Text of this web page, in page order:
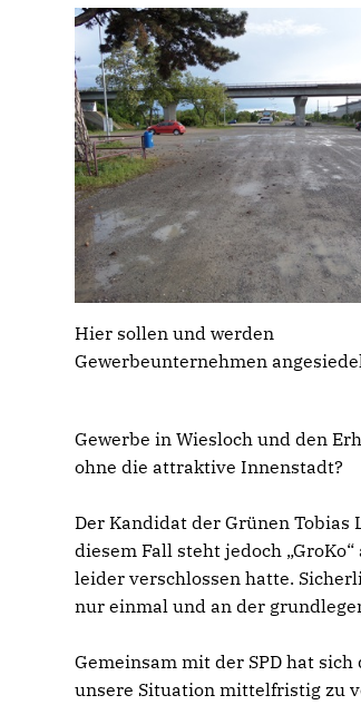
Hier sollen und werden
Gewerbeunternehmen
Gewerbe in Wiesloch und den
ohne die attraktive Innenstadt?
Der Kandidat der Grünen
diesem Fall steht jedoch
leider verschlossen hatte.
nur einmal und an der
Gemeinsam mit der SPD hat
unsere Situation mittelfristig zu